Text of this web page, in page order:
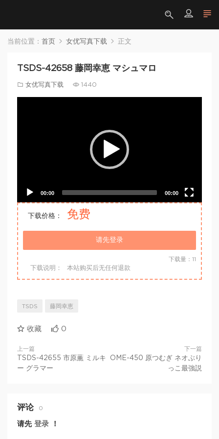
当前位置： 首页 女优写真下载 正文
TSDS-42658 藤岡幸恵 マシュマロ
女优写真下载 1440
00:00 00:00
下载价格： 免费
请先登录
下载量：11
下载说明： 本站购买后无任何退款
TSDS 藤岡幸恵
收藏 0
上一篇
TSDS-42655 市原薫 ミルキ
ー グラマー
下一篇
OME-450 原つむぎ ネオぶり
っこ最強説
评论 0
请先 登录 ！